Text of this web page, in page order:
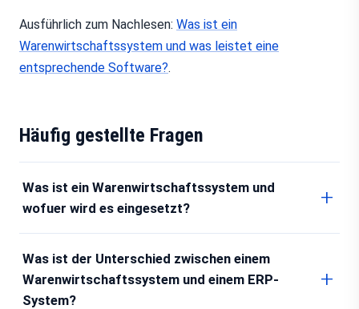
Ausführlich zum Nachlesen: Was ist ein
Warenwirtschaftssystem und was leistet eine
entsprechende Software?.
Häufig gestellte Fragen
Was ist ein Warenwirtschaftssystem und
wofuer wird es eingesetzt?
Was ist der Unterschied zwischen einem
Warenwirtschaftssystem und einem ERP-
System?